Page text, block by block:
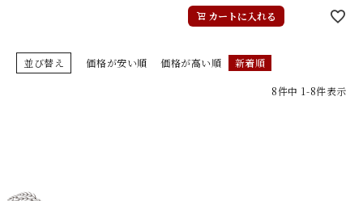
カートに入れる
並び替え 価格が安い順 価格が高い順 新着順
8件中 1-8件表示